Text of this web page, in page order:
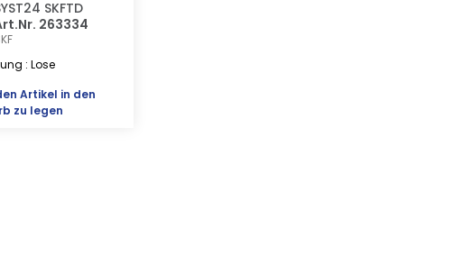
SKFTD
263334
: Lose
Artikel in den
zu legen